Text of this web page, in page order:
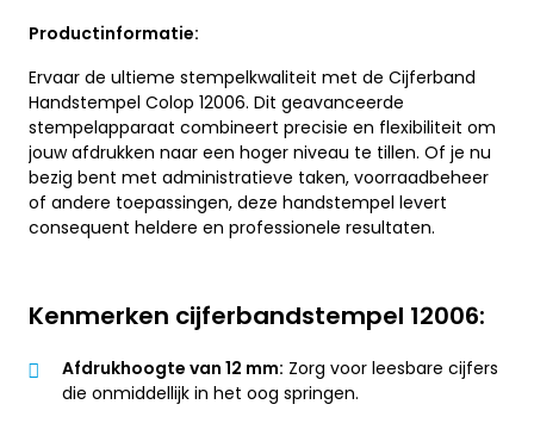
Productinformatie:
Ervaar de ultieme stempelkwaliteit met de Cijferband
Handstempel Colop 12006. Dit geavanceerde
stempelapparaat combineert precisie en flexibiliteit om
jouw afdrukken naar een hoger niveau te tillen. Of je nu
bezig bent met administratieve taken, voorraadbeheer
of andere toepassingen, deze handstempel levert
consequent heldere en professionele resultaten.
Kenmerken cijferbandstempel 12006:
Afdrukhoogte van 12 mm: Zorg voor leesbare cijfers
die onmiddellijk in het oog springen.